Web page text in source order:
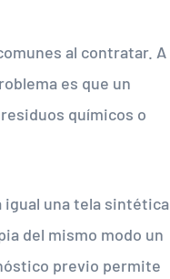
al contratar. A
es que un
químicos o
una tela sintética
del mismo modo un
previo permite